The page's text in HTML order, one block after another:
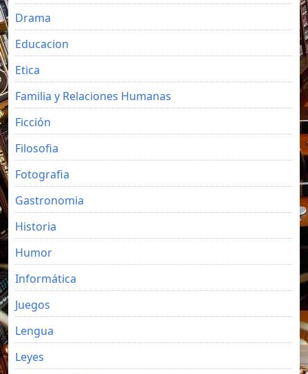
Drama
Educacion
Etica
Familia y Relaciones Humanas
Ficción
Filosofia
Fotografia
Gastronomia
Historia
Humor
Informática
Juegos
Lengua
Leyes